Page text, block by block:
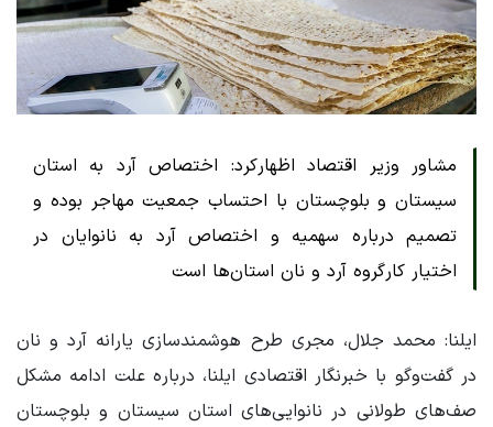
مشاور وزیر اقتصاد اظهارکرد: اختصاص آرد به استان
سیستان و بلوچستان با احتساب جمعیت مهاجر بوده و
تصمیم درباره سهمیه و اختصاص آرد به نانوایان در
اختیار کارگروه آرد و نان استان‌ها است
ایلنا: محمد جلال، مجری طرح هوشمندسازی یارانه آرد و نان
در گفت‌وگو با خبرنگار اقتصادی ایلنا، درباره علت ادامه مشکل
صف‌های طولانی در نانوایی‌های استان سیستان و بلوچستان